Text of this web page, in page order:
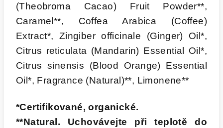
(Theobroma Cacao) Fruit Powder**,
Caramel**, Coffea Arabica (Coffee)
Extract*, Zingiber officinale (Ginger) Oil*,
Citrus reticulata (Mandarin) Essential Oil*,
Citrus sinensis (Blood Orange) Essential
Oil*, Fragrance (Natural)**, Limonene**
*Certifikované, organické.
**Natural. Uchovávejte při teplotě do